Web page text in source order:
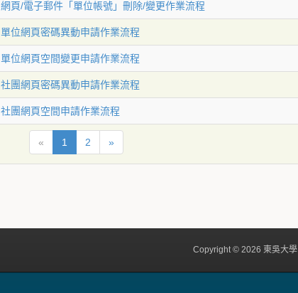
網頁/電子郵件「單位帳號」刪除/變更作業流程
單位網頁密碼異動申請作業流程
單位網頁空間變更申請作業流程
社團網頁密碼異動申請作業流程
社團網頁空間申請作業流程
« 1 2 »
Copyright © 2026 東吳大學